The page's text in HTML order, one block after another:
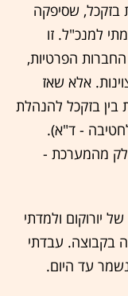
שסיפקה
למנכ"ל. זו
הפרטיות,
אלא שאז
בין בזקכל להנהלת
- ד"א).
מהמערכת -
יורוקום ולמדתי
בקבוצה. עבדתי
עד היום.